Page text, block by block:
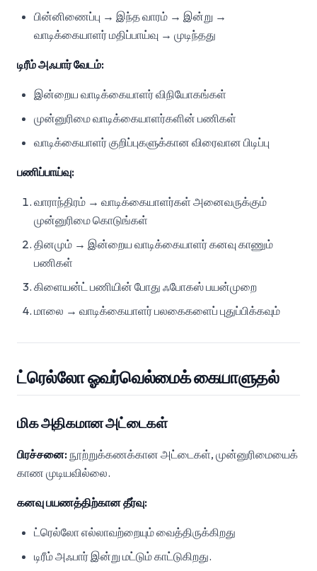
பின்னிணைப்பு → இந்த வாரம் → இன்று →
வாடிக்கையாளர் மதிப்பாய்வு → முடிந்தது
டிரீம் அஃபார் வேடம்:
இன்றைய வாடிக்கையாளர் விநியோகங்கள்
முன்னுரிமை வாடிக்கையாளர்களின் பணிகள்
வாடிக்கையாளர் குறிப்புகளுக்கான விரைவான பிடிப்பு
பணிப்பாய்வு:
வாராந்திரம் → வாடிக்கையாளர்கள் அனைவருக்கும்
முன்னுரிமை கொடுங்கள்
தினமும் → இன்றைய வாடிக்கையாளர் கனவு காணும்
பணிகள்
கிளையன்ட் பணியின் போது ஃபோகஸ் பயன்முறை
மாலை → வாடிக்கையாளர் பலகைகளைப் புதுப்பிக்கவும்
ட்ரெல்லோ ஓவர்வெல்மைக் கையாளுதல்
மிக அதிகமான அட்டைகள்
பிரச்சனை: நூற்றுக்கணக்கான அட்டைகள், முன்னுரிமையைக்
காண முடியவில்லை.
கனவு பயணத்திற்கான தீர்வு:
ட்ரெல்லோ எல்லாவற்றையும் வைத்திருக்கிறது
டிரீம் அஃபார் இன்று மட்டும் காட்டுகிறது.